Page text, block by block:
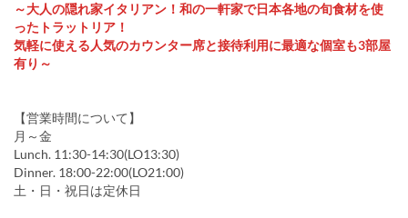
～大人の隠れ家イタリアン！和の一軒家で日本各地の旬食材を使
ったトラットリア！
気軽に使える人気のカウンター席と接待利用に最適な個室も3部屋
有り～
【営業時間について】
月～金
Lunch. 11:30-14:30(LO13:30)
Dinner. 18:00-22:00(LO21:00)
土・日・祝日は定休日